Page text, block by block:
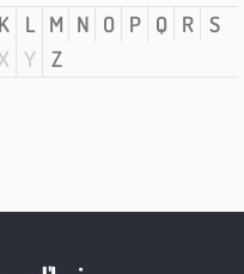
K L M N O P Q R S
X Y Z